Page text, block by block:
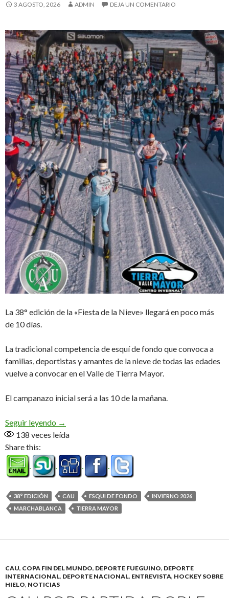
3 AGOSTO, 2026 ADMIN DEJA UN COMENTARIO
La 38° edición de la «Fiesta de la Nieve» llegará en poco más
de 10 días.
La tradicional competencia de esquí de fondo que convoca a
familias, deportistas y amantes de la nieve de todas las edades
vuelve a convocar en el Valle de Tierra Mayor.
El campanazo inicial será a las 10 de la mañana.
Seguir leyendo Marchablanca 2026, el domingo 16 de Agosto
→
138 veces leída
Share this:
38° EDICIÓN CAU ESQUI DE FONDO
INVIERNO 2026
MARCHABLANCA
TIERRA MAYOR
CAU, COPA FIN DEL MUNDO, DEPORTE FUEGUINO, DEPORTE
INTERNACIONAL, DEPORTE NACIONAL, ENTREVISTA, HOCKEY SOBRE
HIELO, NOTICIAS